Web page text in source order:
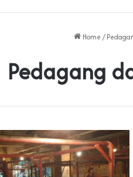
Home /
Pedagang